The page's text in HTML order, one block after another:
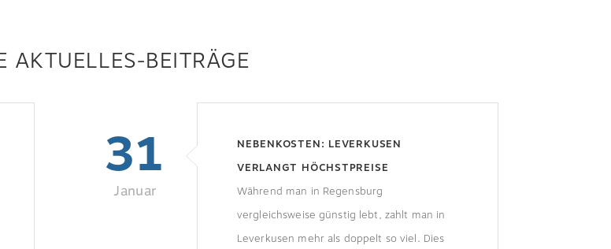
AKTUELLES-BEITRÄGE
31
Januar
NEBENKOSTEN: LEVERKUSEN
VERLANGT HÖCHSTPREISE
Während man in Regensburg
vergleichsweise günstig lebt, zahlt man in
Leverkusen mehr als doppelt so viel. Dies